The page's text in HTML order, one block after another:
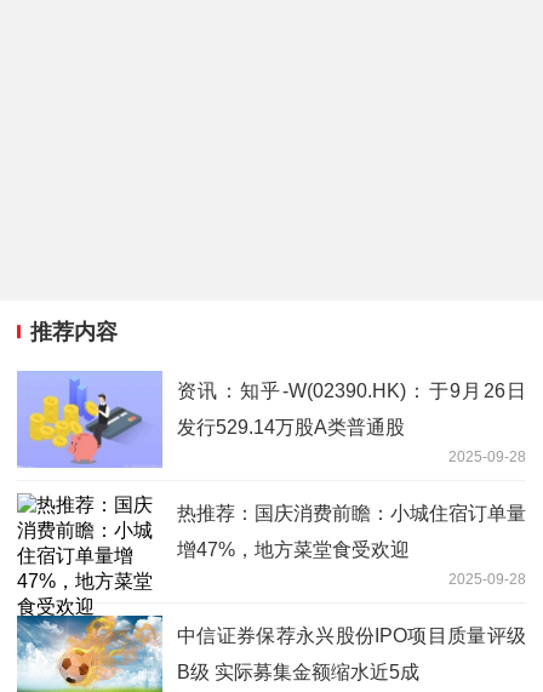
推荐内容
资讯：知乎-W(02390.HK)：于9月26日
发行529.14万股A类普通股
2025-09-28
热推荐：国庆消费前瞻：小城住宿订单量
增47%，地方菜堂食受欢迎
2025-09-28
中信证券保荐永兴股份IPO项目质量评级
B级 实际募集金额缩水近5成